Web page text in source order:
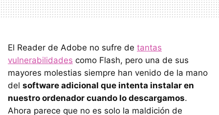
El Reader de Adobe no sufre de tantas
vulnerabilidades como Flash, pero una de sus
mayores molestias siempre han venido de la mano
del software adicional que intenta instalar en
nuestro ordenador cuando lo descargamos.
Ahora parece que no es solo la maldición de